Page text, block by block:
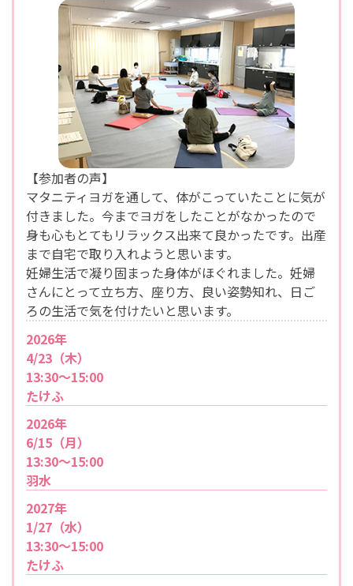
【参加者の声】
マタニティヨガを通して、体がこっていたことに気が
付きました。今までヨガをしたことがなかったので
身も心もとてもリラックス出来て良かったです。出産
まで自宅で取り入れようと思います。
妊婦生活で凝り固まった身体がほぐれました。妊婦
さんにとって立ち方、座り方、良い姿勢知れ、日ご
ろの生活で気を付けたいと思います。
2026年
4/23（木）
13:30〜15:00
たけふ
2026年
6/15（月）
13:30〜15:00
羽水
2027年
1/27（水）
13:30～15:00
たけふ